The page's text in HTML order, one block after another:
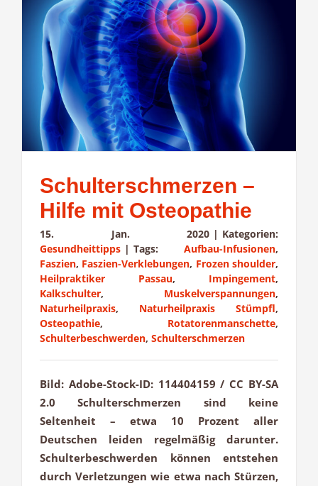
Schulterschmerzen –
Hilfe mit Osteopathie
15. Jan. 2020 | Kategorien:
Gesundheittipps | Tags: Aufbau-Infusionen,
Faszien, Faszien-Verklebungen, Frozen shoulder,
Heilpraktiker Passau, Impingement,
Kalkschulter, Muskelverspannungen,
Naturheilpraxis, Naturheilpraxis Stümpfl,
Osteopathie, Rotatorenmanschette,
Schulterbeschwerden, Schulterschmerzen
Bild: Adobe-Stock-ID: 114404159 / CC BY-SA
2.0 Schulterschmerzen sind keine
Seltenheit – etwa 10 Prozent aller
Deutschen leiden regelmäßig darunter.
Schulterbeschwerden können entstehen
durch Verletzungen wie etwa nach Stürzen,